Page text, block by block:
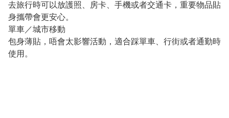
去旅行時可以放護照、房卡、手機或者交通卡，重要物品貼
身攜帶會更安心。
單車／城市移動
包身薄貼，唔會太影響活動，適合踩單車、行街或者通勤時
使用。